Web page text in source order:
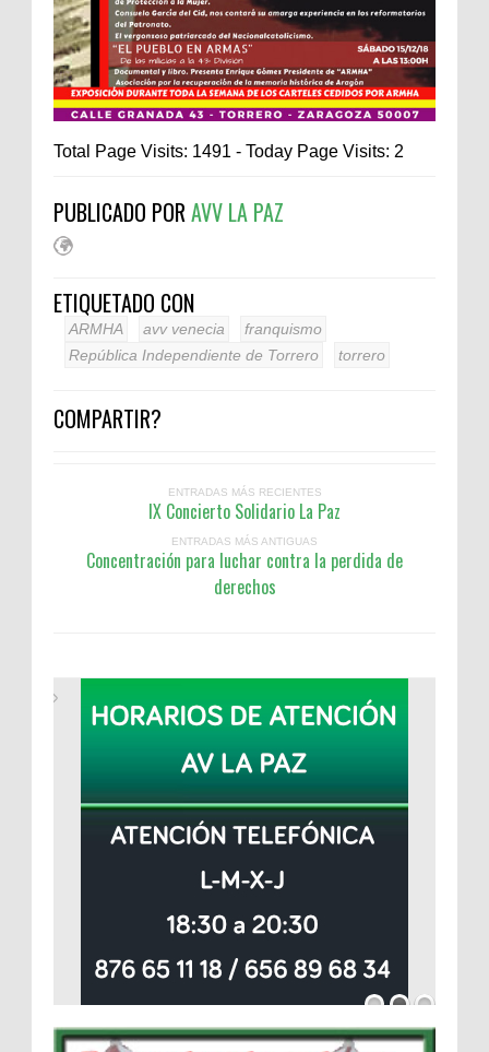
Total Page Visits: 1491 - Today Page Visits: 2
PUBLICADO PORAVV LA PAZ
ETIQUETADO CON
ARMHA avv venecia
franquismo
República Independiente de Torrero
torrero
COMPARTIR?
ENTRADAS MÁS RECIENTES
IX Concierto Solidario La Paz
ENTRADAS MÁS ANTIGUAS
Concentración para luchar contra la perdida de
derechos